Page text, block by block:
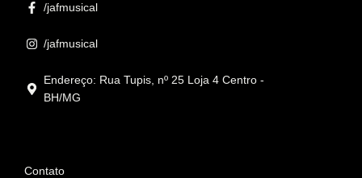
/jafmusical
/jafmusical
Endereço: Rua Tupis, nº 25 Loja 4 Centro -
BH/MG
Contato